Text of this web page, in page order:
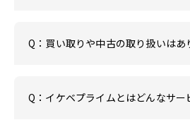
Q：買い取りや中古の取り扱いはあ
Q：イケベプライムとはどんなサー